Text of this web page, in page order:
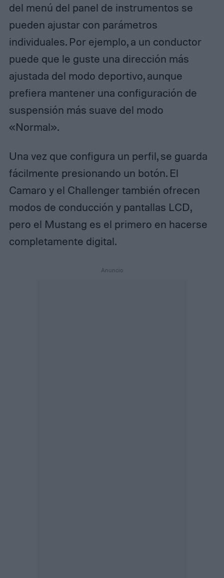
del menú del panel de instrumentos se
pueden ajustar con parámetros
individuales. Por ejemplo, a un conductor
puede que le guste una dirección más
ajustada del modo deportivo, aunque
prefiera mantener una configuración de
suspensión más suave del modo
«Normal».
Una vez que configura un perfil, se guarda
fácilmente presionando un botón. El
Camaro y el Challenger también ofrecen
modos de conducción y pantallas LCD,
pero el Mustang es el primero en hacerse
completamente digital.